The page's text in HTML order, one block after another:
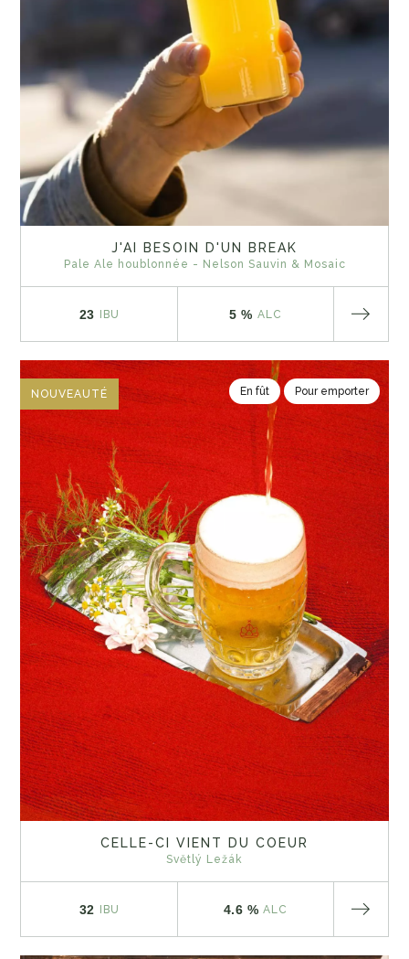
J'AI BESOIN D'UN BREAK
Pale Ale houblonnée - Nelson Sauvin & Mosaic
23 IBU 5 % ALC
NOUVEAUTÉ En fût Pour emporter
CELLE-CI VIENT DU COEUR
Světlý Ležák
32 IBU 4.6 % ALC